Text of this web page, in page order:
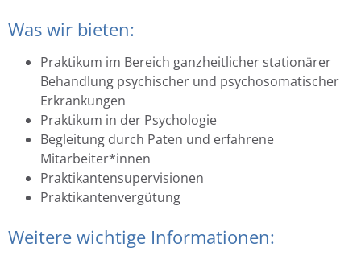
Was wir bieten:
Praktikum im Bereich ganzheitlicher stationärer
Behandlung psychischer und psychosomatischer
Erkrankungen
Praktikum in der Psychologie
Begleitung durch Paten und erfahrene
Mitarbeiter*innen
Praktikantensupervisionen
Praktikantenvergütung
Weitere wichtige Informationen: